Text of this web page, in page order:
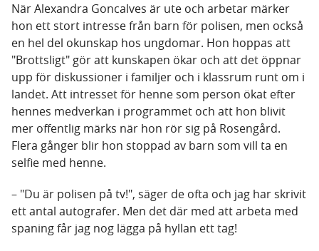
När Alexandra Goncalves är ute och arbetar märker
hon ett stort intresse från barn för polisen, men också
en hel del okunskap hos ungdomar. Hon hoppas att
"Brottsligt" gör att kunskapen ökar och att det öppnar
upp för diskussioner i familjer och i klassrum runt om i
landet. Att intresset för henne som person ökat efter
hennes medverkan i programmet och att hon blivit
mer offentlig märks när hon rör sig på Rosengård.
Flera gånger blir hon stoppad av barn som vill ta en
selfie med henne.
– "Du är polisen på tv!", säger de ofta och jag har skrivit
ett antal autografer. Men det där med att arbeta med
spaning får jag nog lägga på hyllan ett tag!